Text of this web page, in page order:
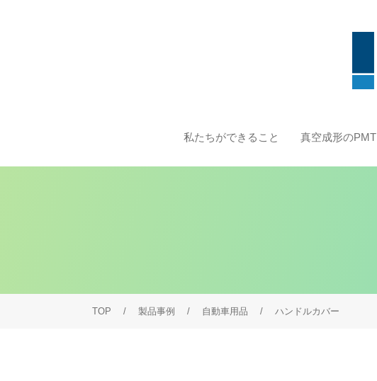
私たちができること 真空成形のPMT
TOP 製品事例 自動車用品 ハンドルカバー